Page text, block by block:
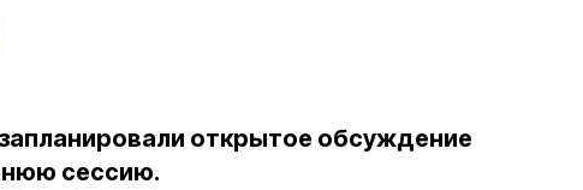
открытое обсуждение
сессию.